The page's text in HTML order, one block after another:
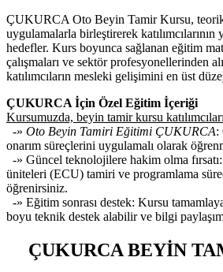
ÇUKURCA Oto Beyin Tamir Kursu,
uygulamalarla birleştirerek
hedefler. Kurs boyunca sağlanan eğitim
çalışmaları ve sektör profesyonellerinden
katılımcıların mesleki gelişimini en üst
ÇUKURCA İçin Özel Eğitim İçeriği
Kursumuzda, beyin tamir kursu
-» Oto Beyin Tamiri Eğitimi ÇUKURCA:
onarım süreçlerini uygulamalı olarak
-» Güncel teknolojilere hakim olma
üniteleri (ECU) tamiri ve programlama
öğrenirsiniz.
-» Eğitim sonrası destek: Kursu
boyu teknik destek alabilir ve bilgi
ÇUKURCA BEYİN